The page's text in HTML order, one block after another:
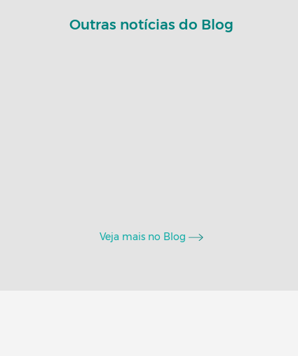
Outras notícias do Blog
Veja mais no Blog